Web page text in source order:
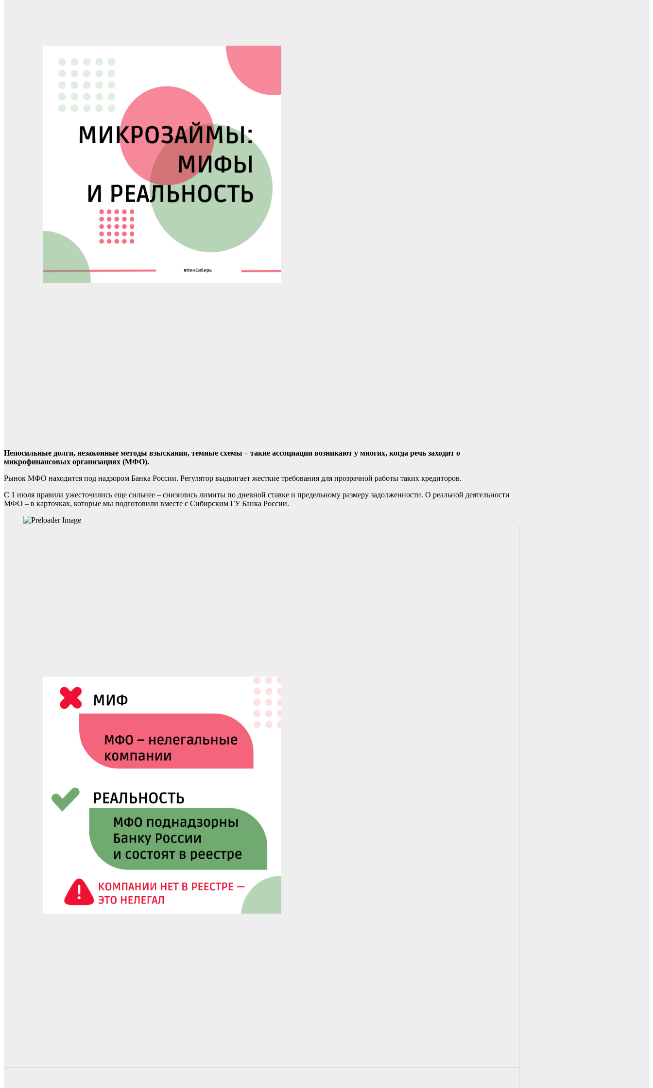
Непосильные долги, незаконные методы взыскания, темные схемы – такие ассоциации возникают у многих, когда речь заходит о
микрофинансовых организациях (МФО).
Рынок МФО находится под надзором Банка России. Регулятор выдвигает жесткие требования для прозрачной работы таких кредиторов.
С 1 июля правила ужесточились еще сильнее – снизились лимиты по дневной ставке и предельному размеру задолженности. О реальной деятельности
МФО – в карточках, которые мы подготовили вместе с Сибирским ГУ Банка России.